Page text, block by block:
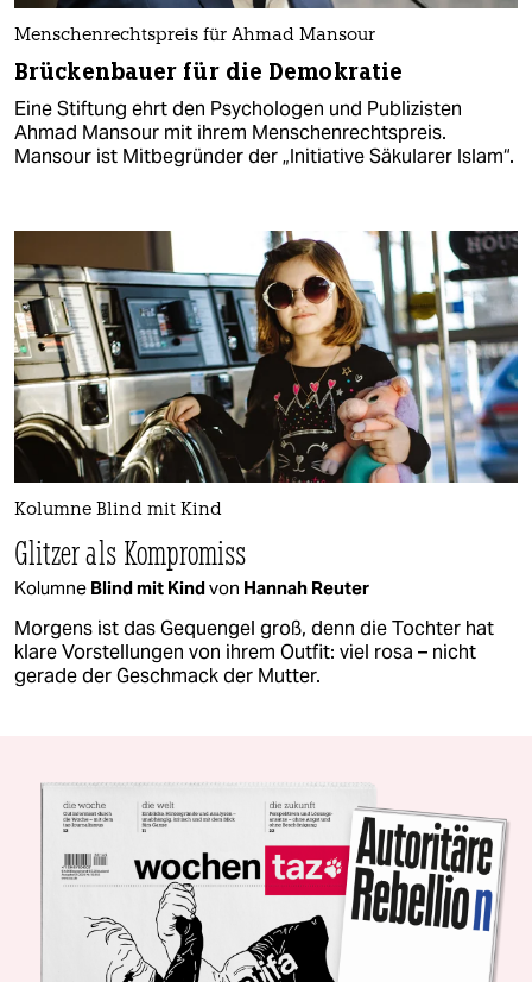
Menschenrechtspreis für Ahmad Mansour
Brückenbauer für die Demokratie
Eine Stiftung ehrt den Psychologen und Publizisten
Ahmad Mansour mit ihrem Menschenrechtspreis.
Mansour ist Mitbegründer der „Initiative Säkularer Islam“.
Kolumne Blind mit Kind
Glitzer als Kompromiss
Kolumne Blind mit Kindvon Hannah Reuter
Morgens ist das Gequengel groß, denn die Tochter hat
klare Vorstellungen von ihrem Outfit: viel rosa – nicht
gerade der Geschmack der Mutter.